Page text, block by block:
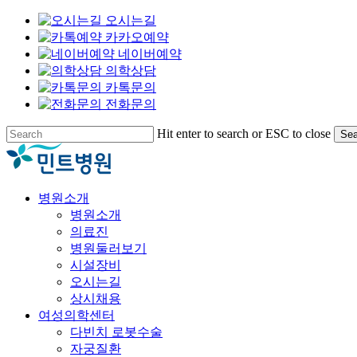
오시는길
카카오예약
네이버예약
의학상담
카톡문의
전화문의
Skip
to
main
content
Hit enter to search or ESC to close
Close
Search
Menu
병원소개
병원소개
의료진
병원둘러보기
시설장비
오시는길
상시채용
여성의학센터
다빈치 로봇수술
자궁질환